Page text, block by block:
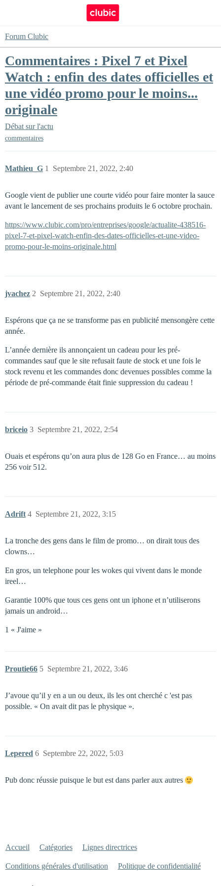
Forum Clubic
Commentaires : Pixel 7 et Pixel
Watch : enfin des dates officielles et
une vidéo promo pour le moins...
originale
Débat sur l'actu
commentaires
Mathieu_G Septembre 21, 2022, 2:40
1
Google vient de publier une courte vidéo pour faire monter la sauce
avant le lancement de ses prochains produits le 6 octobre prochain.
https://www.clubic.com/pro/entreprises/google/actualite-438516-
pixel-7-et-pixel-watch-enfin-des-dates-officielles-et-une-video-
promo-pour-le-moins-originale.html
jvachez Septembre 21, 2022, 2:40
2
Espérons que ça ne se transforme pas en publicité mensongère cette
année.
L’année dernière ils annonçaient un cadeau pour les pré-
commandes sauf que le site refusait faute de stock et une fois le
stock revenu et les commandes donc devenues possibles comme la
période de pré-commande était finie suppression du cadeau !
briceio Septembre 21, 2022, 2:54
3
Ouais et espérons qu’on aura plus de 128 Go en France… au moins
256 voir 512.
Adrift Septembre 21, 2022, 3:15
4
La tronche des gens dans le film de promo… on dirait tous des
clowns…
En gros, un telephone pour les wokes qui vivent dans le monde
ireel…
Garantie 100% que tous ces gens ont un iphone et n’utiliserons
jamais un android…
1 « J'aime »
Proutie66 Septembre 21, 2022, 3:46
5
J’avoue qu’il y en a un ou deux, ils les ont cherché c 'est pas
possible. « On avait dit pas le physique ».
Lepered Septembre 22, 2022, 5:03
6
Pub donc réussie puisque le but est dans parler aux autres
Accueil Catégories Lignes directrices
Conditions générales d'utilisation Politique de confidentialité